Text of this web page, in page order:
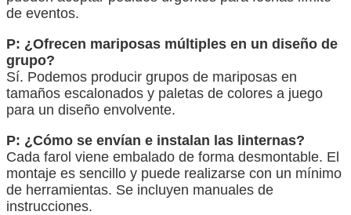
de eventos.
P: ¿Ofrecen mariposas múltiples en un diseño de
grupo?
Sí. Podemos producir grupos de mariposas en
tamaños escalonados y paletas de colores a juego
para un diseño envolvente.
P: ¿Cómo se envían e instalan las linternas?
Cada farol viene embalado de forma desmontable. El
montaje es sencillo y puede realizarse con un mínimo
de herramientas. Se incluyen manuales de
instrucciones.